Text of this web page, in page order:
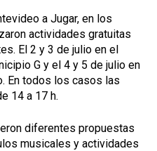
a Jugar, en los
actividades gratuitas
El 2 y 3 de julio en el
G y el 4 y 5 de julio en
En todos los casos las
14 a 17 h.
diferentes propuestas
musicales y actividades